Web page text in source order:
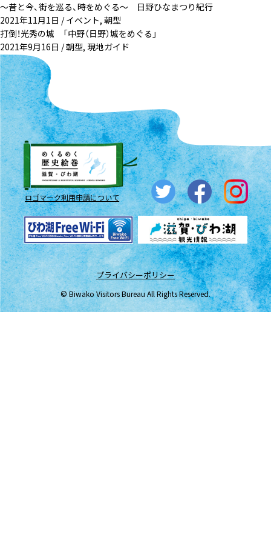
～昔と今、街を巡る、時をめぐる～ 日野ひなまつり紀行
2021年11月1日 /イベント, 朝型
打倒！光秀の城 「中野（日野）城をめぐる」
2021年9月16日 /朝型, 現地ガイド
ロゴマーク利用申請について
プライバシーポリシー
© Biwako Visitors Bureau All Rights Reserved.